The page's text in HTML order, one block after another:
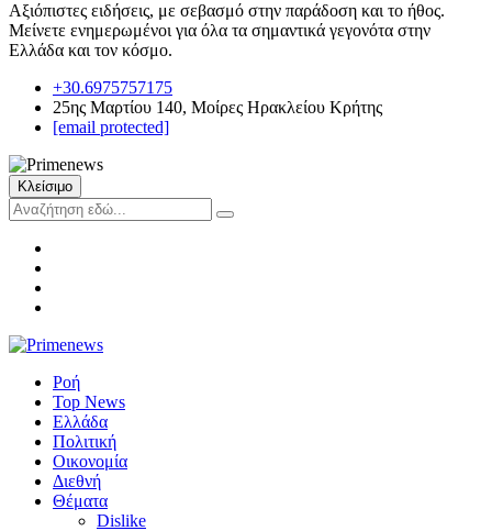
Αξιόπιστες ειδήσεις, με σεβασμό στην παράδοση και το ήθος.
Μείνετε ενημερωμένοι για όλα τα σημαντικά γεγονότα στην
Ελλάδα και τον κόσμο.
+30.6975757175
25ης Μαρτίου 140, Μοίρες Ηρακλείου Κρήτης
[email protected]
Κλείσιμο
Ροή
Top News
Ελλάδα
Πολιτική
Οικονομία
Διεθνή
Θέματα
Dislike